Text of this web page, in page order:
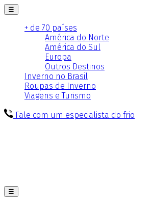
☰
+ de 70 países
América do Norte
América do Sul
Europa
Outros Destinos
Inverno no Brasil
Roupas de Inverno
Viagens e Turismo
Fale com um especialista do frio
☰